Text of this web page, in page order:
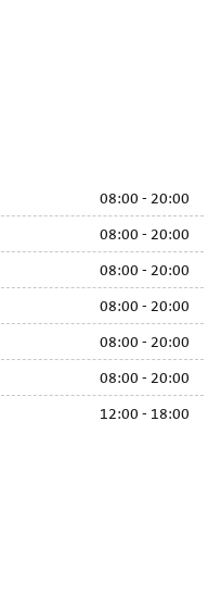
08:00 - 20:00
08:00 - 20:00
08:00 - 20:00
08:00 - 20:00
08:00 - 20:00
08:00 - 20:00
12:00 - 18:00